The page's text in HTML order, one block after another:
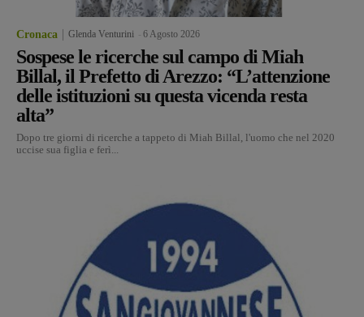
Cronaca Glenda Venturini 6 Agosto 2026
Sospese le ricerche sul campo di Miah
Billal, il Prefetto di Arezzo: “L’attenzione
delle istituzioni su questa vicenda resta
alta”
Dopo tre giorni di ricerche a tappeto di Miah Billal, l'uomo che nel 2020
uccise sua figlia e ferì...